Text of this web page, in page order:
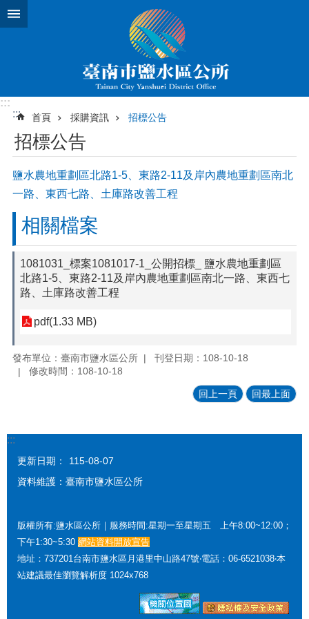
跳到主要內容區塊
:::
:::
首頁 採購資訊 招標公告
招標公告
鹽水農地重劃區北路1-5、東路2-11及岸內農地重劃區南北
一路、東西七路、土庫路改善工程
相關檔案
1081031_標案1081017-1_公開招標_ 鹽水農地重劃區
北路1-5、東路2-11及岸內農地重劃區南北一路、東西七
路、土庫路改善工程
pdf(1.33 MB)
發布單位：臺南市鹽水區公所
刊登日期：108-10-18
修改時間：108-10-18
回上一頁 回最上面
:::
更新日期：
115-08-07
資料維護：臺南市鹽水區公所
版權所有:鹽水區公所｜服務時間:星期一至星期五 上午8:00~12:00；
下午1:30~5:30 網站資料開放宣告
地址：737201台南市鹽水區月港里中山路47號‧電話：06-6521038‧本
站建議最佳瀏覽解析度 1024x768